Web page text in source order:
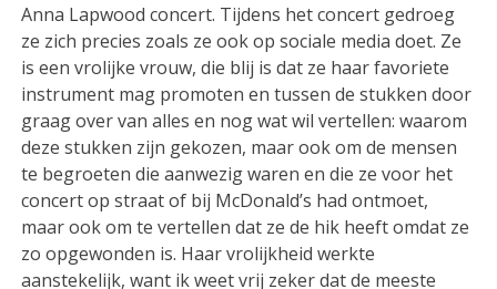
Anna Lapwood concert. Tijdens het concert gedroeg
ze zich precies zoals ze ook op sociale media doet. Ze
is een vrolijke vrouw, die blij is dat ze haar favoriete
instrument mag promoten en tussen de stukken door
graag over van alles en nog wat wil vertellen: waarom
deze stukken zijn gekozen, maar ook om de mensen
te begroeten die aanwezig waren en die ze voor het
concert op straat of bij McDonald’s had ontmoet,
maar ook om te vertellen dat ze de hik heeft omdat ze
zo opgewonden is. Haar vrolijkheid werkte
aanstekelijk, want ik weet vrij zeker dat de meeste